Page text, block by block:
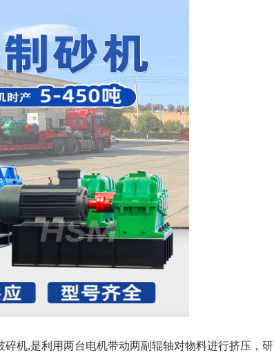
机,是利用两台电机带动两副辊轴对物料进行挤压，研